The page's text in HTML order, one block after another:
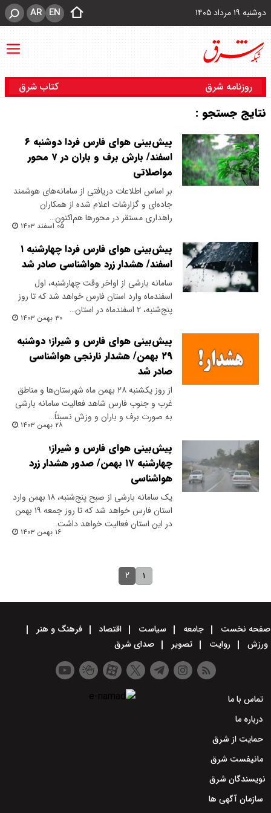
دوشنبه ۱۹ مرداد ۱۴۰۵ EN
AR
روزنامه شرق کتاب شرق
نتایج جستجو :
پیش‌بینی هوای فارس فردا دوشنبه ۶
اسفند/ بارش برف و باران در ۷ محور
مواصلاتی
بر اساس اطلاعات دریافتی از سامانه‌های هوشمند
جاده‌ای و گزارشات اعلام شده از همکاران
راهداری مستقر در محورها هم‌اکنون…
۰۵ اسفند ۱۴۰۳
پیش‌بینی هوای فارس فردا چهارشنبه ۱
اسفند/ هشدار زرد هواشناسی صادر شد
سامانه بارشی از اواخر وقت چهارشنبه، اول
اسفندماه وارد استان فارس خواهد شد که تا روز
پنج‌شنبه، ۲ اسفندماه در استان…
۳۰ بهمن ۱۴۰۳
پیش‌بینی هوای فارس و شیراز؛ دوشنبه
۲۹ بهمن/ هشدار نارنجی هواشناسی
صادر شد
از روز یکشنبه ۲۸ بهمن ماه شهرستان‌ها و مناطق
غرب و جنوب فارس شاهد فعالیت سامانه بارشی
به صورت برف و باران و وزش نسبتاً…
۲۸ بهمن ۱۴۰۳
پیش‌بینی هوای فارس و شیراز؛
چهارشنبه ۱۷ بهمن/ صدور هشدار زرد
هواشناسی
یک سامانه بارشی از صبح پنج‌شنبه، ۱۸ بهمن وارد
استان فارس خواهد شد که تا روز جمعه ۱۹ بهمن
در این استان فعالیت خواهد داشت.
۱۶ بهمن ۱۴۰۳
۱ ۲
صفحه نخست جامعه سیاست اقتصاد
فرهنگ و هنر
ورزش
روایت تصویر صدای شرق
تماس با ما
درباره ما
حمایت از شرق
مانیفست شرق
نویسندگان شرق
سازمان آگهی ها